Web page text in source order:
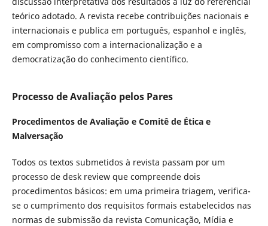
teórico adotado. A revista recebe contribuições nacionais e
internacionais e publica em português, espanhol e inglês,
em compromisso com a internacionalização e a
democratização do conhecimento científico.
Processo de Avaliação pelos Pares
Procedimentos de Avaliação e Comitê de Ética e
Malversação
Todos os textos submetidos à revista passam por um
processo de desk review que compreende dois
procedimentos básicos: em uma primeira triagem, verifica-
se o cumprimento dos requisitos formais estabelecidos nas
normas de submissão da revista Comunicação, Mídia e